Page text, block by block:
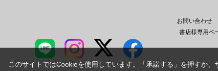
お問い合わせ
書店様専用ペ
このサイトではCookieを使用しています。「承諾する」を押すか